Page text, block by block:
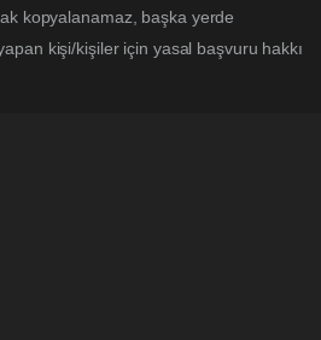
kopyalanamaz, başka yerde
kişi/kişiler için yasal başvuru hakkı